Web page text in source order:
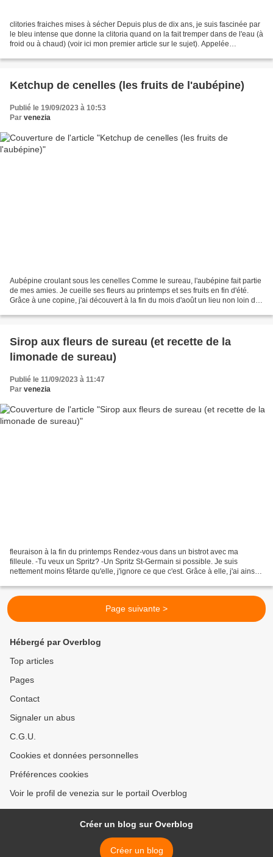
clitories fraiches mises à sécher Depuis plus de dix ans, je suis fascinée par
le bleu intense que donne la clitoria quand on la fait tremper dans de l'eau (à
froid ou à chaud) (voir ici mon premier article sur le sujet). Appelée
Ketchup de cenelles (les fruits de l'aubépine)
Publié le 19/09/2023 à 10:53
Par venezia
Aubépine croulant sous les cenelles Comme le sureau, l'aubépine fait partie
de mes amies. Je cueille ses fleurs au printemps et ses fruits en fin d'été.
Grâce à une copine, j'ai découvert à la fin du mois d'août un lieu non loin de
Sirop aux fleurs de sureau (et recette de la
limonade de sureau)
Publié le 11/09/2023 à 11:47
Par venezia
fleuraison à la fin du printemps Rendez-vous dans un bistrot avec ma
filleule. -Tu veux un Spritz? -Un Spritz St-Germain si possible. Je suis
nettement moins fêtarde qu'elle, j'ignore ce que c'est. Grâce à elle, j'ai ainsi
Page suivante >
Hébergé par Overblog
Top articles
Pages
Contact
Signaler un abus
C.G.U.
Cookies et données personnelles
Préférences cookies
Voir le profil de venezia sur le portail Overblog
Créer un blog sur Overblog
Créer un blog